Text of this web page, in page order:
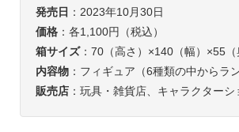
発売日 ：2023年10月30日
価格：各1,100円（税込）
箱サイズ：70（高さ）×140（幅）×55（
内容物：フィギュア（6種類の中からラ
販売店：玩具・雑貨店、キャラクターシ